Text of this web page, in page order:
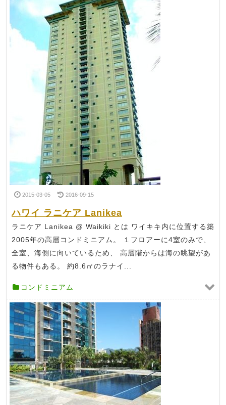
2015-03-05 2016-09-15
ハワイ ラニケア Lanikea
ラニケア Lanikea @ Waikiki とは ワイキキ内に位置する築
2005年の高層コンドミニアム。 １フロアーに4室のみで、
全室、海側に向いているため、 高層階からは海の眺望があ
る物件もある。 約8.6㎡のラナイ...
コンドミニアム